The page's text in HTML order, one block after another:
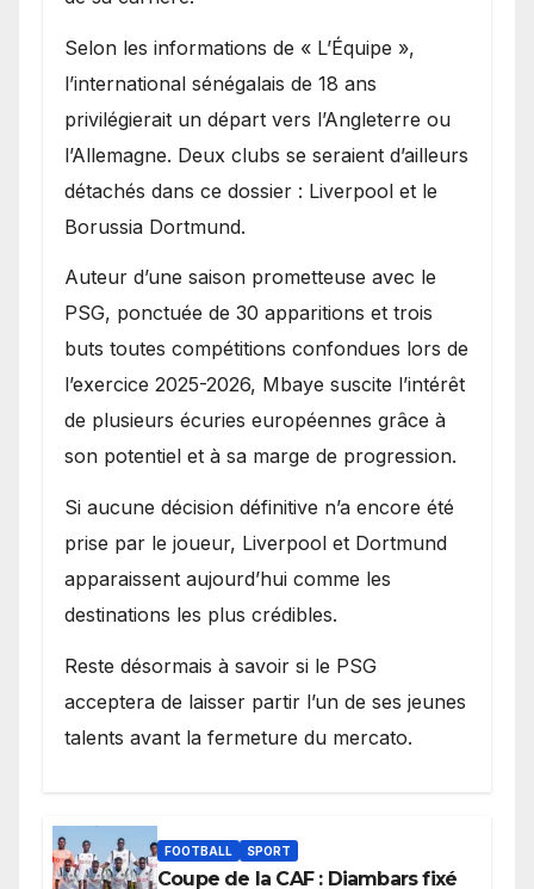
Selon les informations de « L’Équipe »,
l’international sénégalais de 18 ans
privilégierait un départ vers l’Angleterre ou
l’Allemagne. Deux clubs se seraient d’ailleurs
détachés dans ce dossier : Liverpool et le
Borussia Dortmund.
Auteur d’une saison prometteuse avec le
PSG, ponctuée de 30 apparitions et trois
buts toutes compétitions confondues lors de
l’exercice 2025-2026, Mbaye suscite l’intérêt
de plusieurs écuries européennes grâce à
son potentiel et à sa marge de progression.
Si aucune décision définitive n’a encore été
prise par le joueur, Liverpool et Dortmund
apparaissent aujourd’hui comme les
destinations les plus crédibles.
Reste désormais à savoir si le PSG
acceptera de laisser partir l’un de ses jeunes
talents avant la fermeture du mercato.
FOOTBALL SPORT
Coupe de la CAF : Diambars fixé